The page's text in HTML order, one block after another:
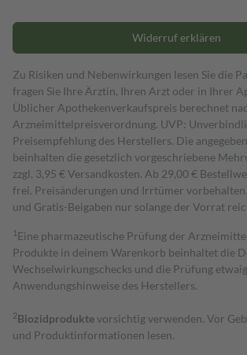
Widerruf erklären
Zu Risiken und Nebenwirkungen lesen Sie die
fragen Sie Ihre Ärztin, Ihren Arzt oder in Ihrer
Üblicher Apothekenverkaufspreis berechnet
Arzneimittelpreisverordnung. UVP:
Preisempfehlung des Herstellers. Die
beinhalten die gesetzlich vorgeschriebene
zzgl. 3,95 € Versandkosten. Ab 29,00 €
frei. Preisänderungen und Irrtümer
und Gratis-Beigaben nur solange der Vorrat
1 Eine pharmazeutische Prüfung der
Produkte in deinem Warenkorb beinhaltet die
Wechselwirkungschecks und die Prüfung
Anwendungshinweise des Herstellers.
2Biozidproduktevorsichtig verwenden. Vor
und Produktinformationen lesen.